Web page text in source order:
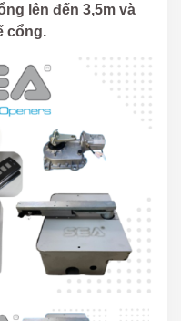
lên đến 3,5m và
cổng.